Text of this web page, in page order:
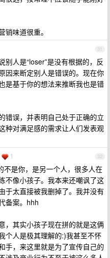
味道很重。
31
别人是“loser”是没有根据的，反
因来断定别人是错误的。现在你
是基于你的想法来推断我也是错
错误，并表明自己处于正确的立
种对满足感的需求让人们发表观
32
1
不是你，是另一个人，很多人在
不像小孩子。我本来还嘲讽了这
于太直接被我删掉了。我并没有
备案。hhh
，其实小孩子现在拼的就是这俩
个人是极其理解的:)我甚至不怀
手，来这里就是为了宣传自己的